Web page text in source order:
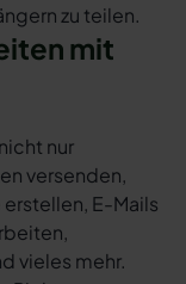
zu teilen.
mit
nur
versenden,
E-Mails
vieles mehr.